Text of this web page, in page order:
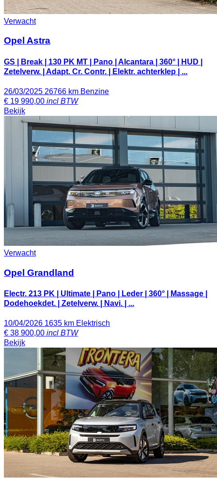
Verwacht
Opel Astra
GS | Break | 130 PK MT | Pano | Alcantara | 360° | HUD |
Zetelverw. | Adapt. Cr. Contr. | Elektr. achterklep | ...
26/03/2025 26766 km Benzine
€ 19 990,00 incl BTW
Bekijk
Verwacht
Opel Grandland
Electr. 213 PK | Ultimate | Pano | Leder | 360° | Massage |
Dodehoekdet. | Zetelverw. | Navi. | ...
10/04/2026 1635 km Elektrisch
€ 38 900,00 incl BTW
Bekijk